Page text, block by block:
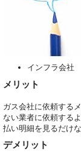
インフラ会社
メリット
ガス会社に依頼する
ない業者に依頼する
払い明細を見るだけ
デメリット